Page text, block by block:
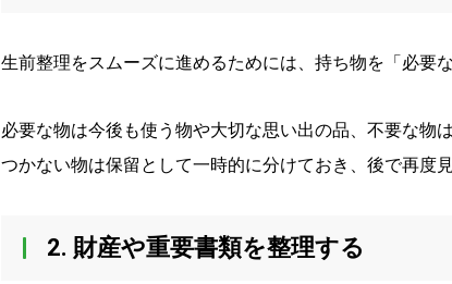
生前整理をスムーズに進めるためには、持ち物を「必要
必要な物は今後も使う物や大切な思い出の品、不要な物
つかない物は保留として一時的に分けておき、後で再度
2. 財産や重要書類を整理する